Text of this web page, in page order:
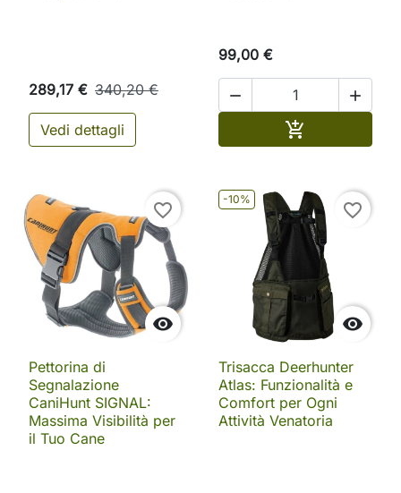
289,17 € 340,20 €
Vedi dettagli
99,00 €
 


favorite_border
Pettorina di
Segnalazione
CaniHunt SIGNAL:
Massima Visibilità per
il Tuo Cane
-10%

favorite_border
Trisacca Deerhunter
Atlas: Funzionalità e
Comfort per Ogni
Attività Venatoria